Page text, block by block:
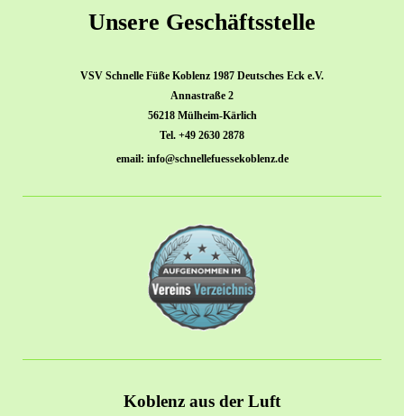
Unsere Geschäftsstelle
VSV Schnelle Füße Koblenz 1987 Deutsches Eck e.V.
Annastraße 2
56218 Mülheim-Kärlich
Tel. +49 2630 2878
email: info@schnellefuessekoblenz.de
Koblenz aus der Luft